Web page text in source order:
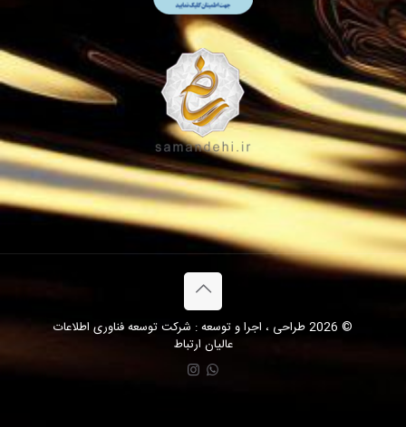
© 2026 طراحی ، اجرا و توسعه : شرکت توسعه فناوری اطلاعات
عالیان ارتباط